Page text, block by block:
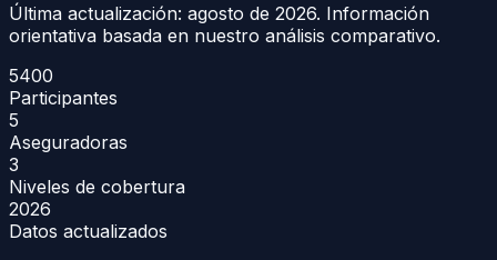
Última actualización: agosto de 2026. Información
orientativa basada en nuestro análisis comparativo.
5400
Participantes
5
Aseguradoras
3
Niveles de cobertura
2026
Datos actualizados